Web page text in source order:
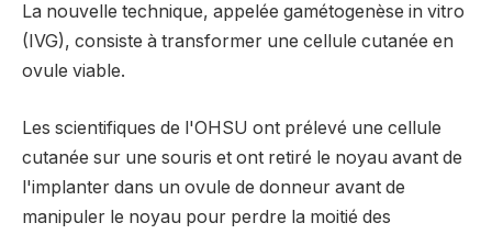
La nouvelle technique, appelée gamétogenèse in vitro
(IVG), consiste à transformer une cellule cutanée en
ovule viable.
Les scientifiques de l'OHSU ont prélevé une cellule
cutanée sur une souris et ont retiré le noyau avant de
l'implanter dans un ovule de donneur avant de
manipuler le noyau pour perdre la moitié des